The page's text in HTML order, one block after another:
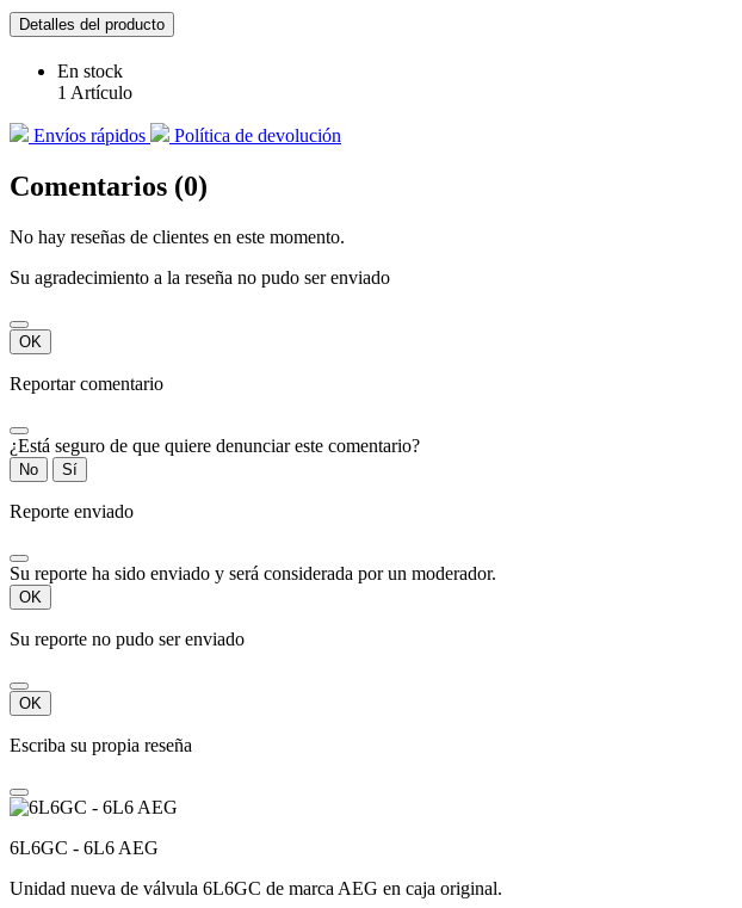
Detalles del producto
En stock
1 Artículo
Envíos rápidos Política de devolución
Comentarios (0)
No hay reseñas de clientes en este momento.
Su agradecimiento a la reseña no pudo ser enviado
OK
Reportar comentario
¿Está seguro de que quiere denunciar este comentario?
No Sí
Reporte enviado
Su reporte ha sido enviado y será considerada por un moderador.
OK
Su reporte no pudo ser enviado
OK
Escriba su propia reseña
6L6GC - 6L6 AEG
Unidad nueva de válvula 6L6GC de marca AEG en caja original.